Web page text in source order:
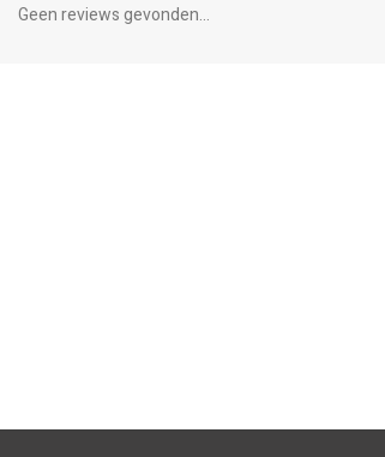
Geen reviews gevonden...